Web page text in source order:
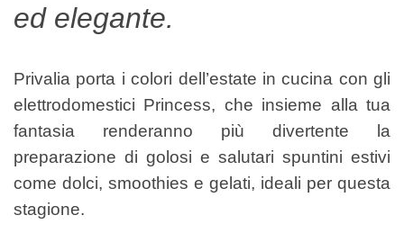
ed elegante.
Privalia porta i colori dell’estate in cucina con gli
elettrodomestici Princess, che insieme alla tua
fantasia renderanno più divertente la
preparazione di golosi e salutari spuntini estivi
come dolci, smoothies e gelati, ideali per questa
stagione.